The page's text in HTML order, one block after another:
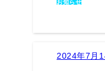
お知らせ
2024年7月